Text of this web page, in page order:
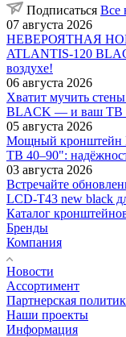
Подписаться Все
07 августа 2026
НЕВЕРОЯТНАЯ
ATLANTIS-120
воздухе!
06 августа 2026
Хватит мучить
BLACK — и ваш ТВ
05 августа 2026
Мощный кронштейн
ТВ 40–90":
03 августа 2026
Встречайте
LCD-T43 new black
Каталог
Бренды
Компания
Новости
Ассортимент
Партнерская
Наши проекты
Информация